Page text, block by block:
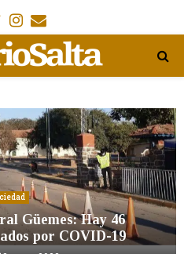
Gorjeo
Instagram
Email
Güemes: Hay 46
por COVID-19